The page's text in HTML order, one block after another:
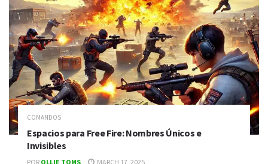
COMANDOS
Espacios para Free Fire: Nombres Únicos e
Invisibles
POR OLLIE TOMS MARCH 17, 2025